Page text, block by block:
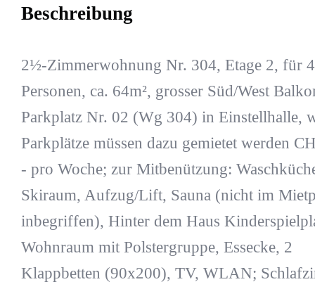
Beschreibung
2½-Zimmerwohnung Nr. 304, Etage 2, für 4
Personen, ca. 64m², grosser Süd/West
Parkplatz Nr. 02 (Wg 304) in Einstellhalle,
Parkplätze müssen dazu gemietet werden
- pro Woche; zur Mitbenützung:
Skiraum, Aufzug/Lift, Sauna (nicht im
inbegriffen), Hinter dem Haus
Wohnraum mit Polstergruppe, Essecke, 2
Klappbetten (90x200), TV, WLAN;